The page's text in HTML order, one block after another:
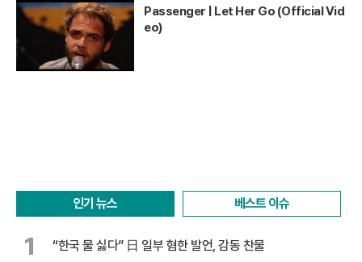
Passenger | Let Her Go (Official Vid
eo)
인기 뉴스 베스트 이슈
1 “한국 물 싫다” 日 일부 혐한 발언, 감동 찬물